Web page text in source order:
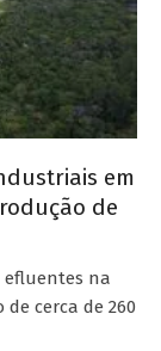
em
de
efluentes na
cerca de 260